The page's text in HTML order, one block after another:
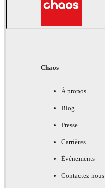
Chaos
À propos
Blog
Presse
Carrières
Événements
Contactez-nous